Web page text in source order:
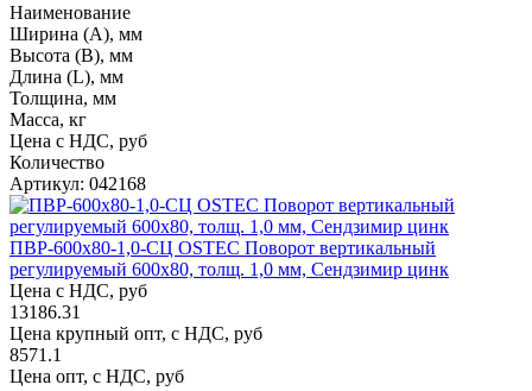
Наименование
Ширина (А), мм
Высота (В), мм
Длина (L), мм
Толщина, мм
Масса, кг
Цена с НДС, руб
Количество
Артикул: 042168
ПВР-600х80-1,0-СЦ OSTEC Поворот вертикальный
регулируемый 600х80, толщ. 1,0 мм, Сендзимир цинк
Цена с НДС, руб
13186.31
Цена крупный опт, с НДС, руб
8571.1
Цена опт, с НДС, руб